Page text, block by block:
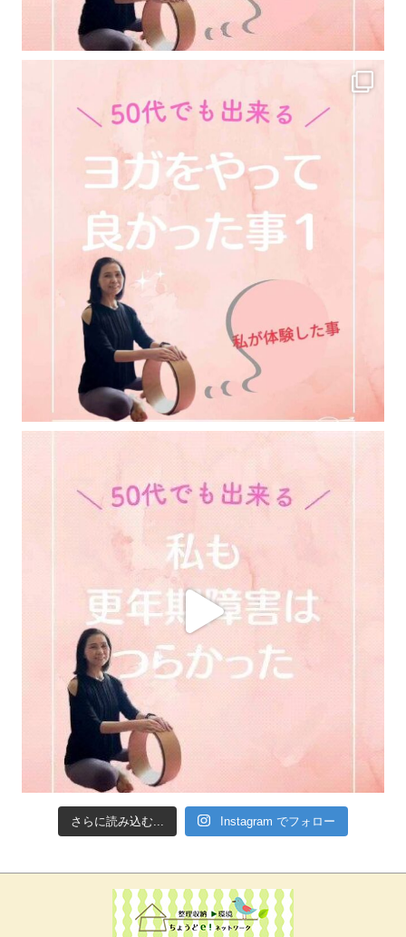
さらに読み込む... Instagram でフォロー